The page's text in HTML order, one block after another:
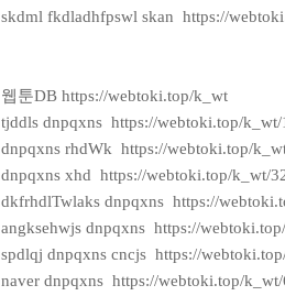
skdml fkdladhfpswl skan https://
웹툰DB https://webtoki.top/k_wt
tjddls dnpqxns https://webtoki.top/k_wt/
dnpqxns rhdWk https://webtoki.top/
dnpqxns xhd https://webtoki.top/k_wt/
dkfrhdlTwlaks dnpqxns https://
angksehwjs dnpqxns https://
spdlqj dnpqxns cncjs https://
naver dnpqxns https://webtoki.top/k_wt/